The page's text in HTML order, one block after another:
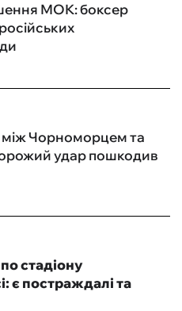
МОК: боксер
Чорноморцем та
удар пошкодив
стадіону
є постраждалі та